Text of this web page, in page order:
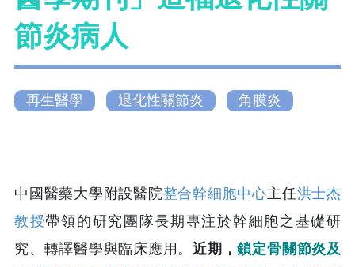
節炎病人
再生醫學 退化性關節炎 角膜炎
中國醫藥大學附設醫院整合幹細胞中心主任洪士杰
教授帶領的研究團隊長期專注於幹細胞之基礎研
究、轉譯醫學與臨床應用。近期，鎖定骨關節炎及